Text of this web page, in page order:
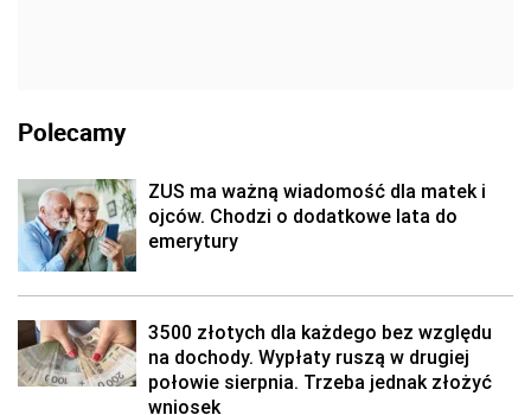
Polecamy
ZUS ma ważną wiadomość dla matek i
ojców. Chodzi o dodatkowe lata do
emerytury
3500 złotych dla każdego bez względu
na dochody. Wypłaty ruszą w drugiej
połowie sierpnia. Trzeba jednak złożyć
wniosek